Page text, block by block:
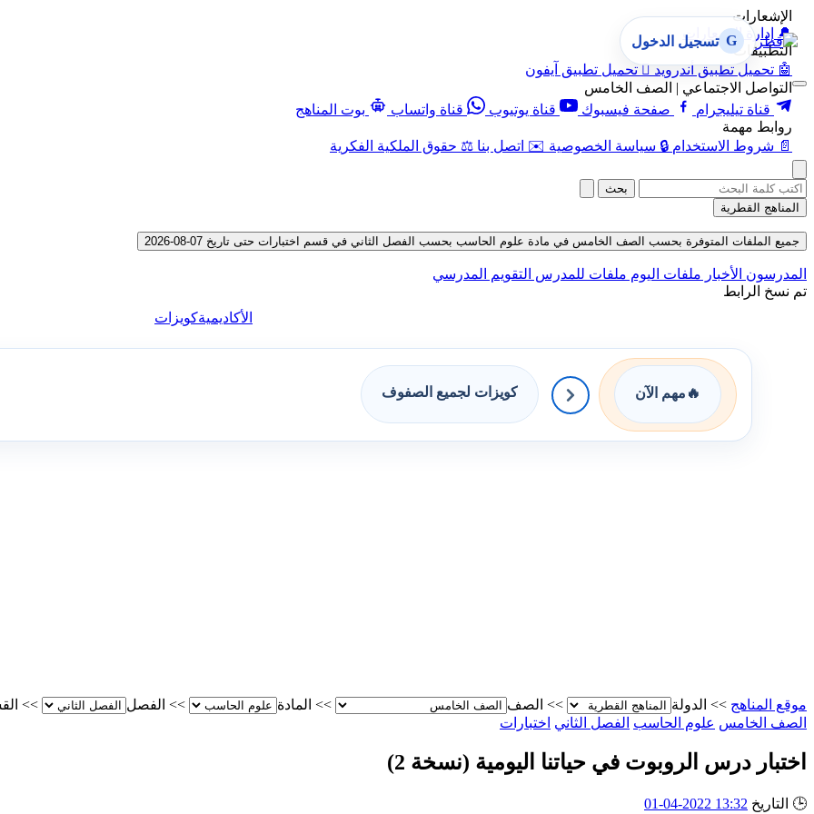
الإشعارات
🔔 إدارة الإشعارات
التطبيقات
🤖 تحميل تطبيق أندرويد  تحميل تطبيق آيفون
التواصل الاجتماعي | الصف الخامس
قناة تيليجرام
صفحة فيسبوك قناة يوتيوب قناة واتساب
بوت المناهج
روابط مهمة
📄 شروط الاستخدام 🔒 سياسة الخصوصية ✉️ اتصل بنا ⚖️ حقوق الملكية الفكرية
G تسجيل الدخول
بحث
المناهج القطرية
جميع الملفات المتوفرة بحسب الصف الخامس في مادة علوم الحاسب بحسب الفصل الثاني في قسم اختبارات حتى تاريخ 07-08-2026
المدرسون الأخبار ملفات اليوم ملفات للمدرس التقويم المدرسي
تم نسخ الرابط
الأكاديميةكويزات
🔥 مهم الآن كويزات لجميع الصفوف
موقع المناهج >> الدولة >> الصف >> المادة >> الفصل >>
الصف الخامس علوم الحاسب الفصل الثاني اختبارات
اختبار درس الروبوت في حياتنا اليومية (نسخة 2)
🕒 التاريخ 13:32 2022-04-01